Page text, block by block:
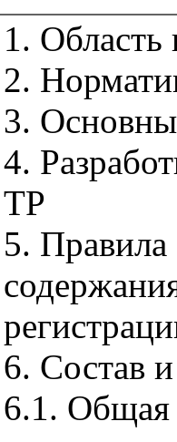
1.
2.
3.
4.
ТР
5.
6. Состав
6.1. Общая